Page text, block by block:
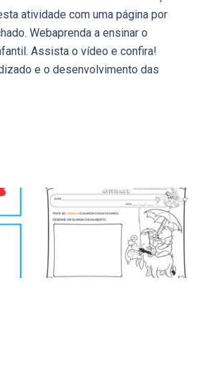
atividade com uma página por
Webaprenda a ensinar o
Assista o vídeo e confira!
e o desenvolvimento das